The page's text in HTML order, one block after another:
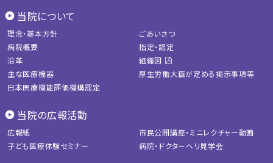
当院について
理念・基本方針
ごあいさつ
病院概要
指定・認定
沿革
組織図
主な医療機器
厚生労働大臣が定める掲示事項等
日本医療機能評価機構認定
当院の広報活動
広報紙
市民公開講座・ミニレクチャー動画
子ども医療体験セミナー
病院・ドクターヘリ見学会